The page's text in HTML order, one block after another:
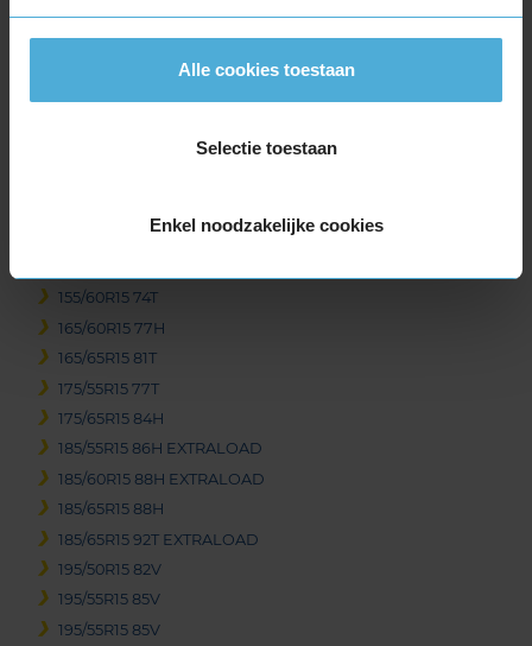
Alle cookies toestaan
Selectie toestaan
Enkel noodzakelijke cookies
175/70R14 88T EXTRALOAD
185/60R14 82H
15-inch banden
155/60R15 74T
165/60R15 77H
165/65R15 81T
175/55R15 77T
175/65R15 84H
185/55R15 86H EXTRALOAD
185/60R15 88H EXTRALOAD
185/65R15 88H
185/65R15 92T EXTRALOAD
195/50R15 82V
195/55R15 85V
195/55R15 85V